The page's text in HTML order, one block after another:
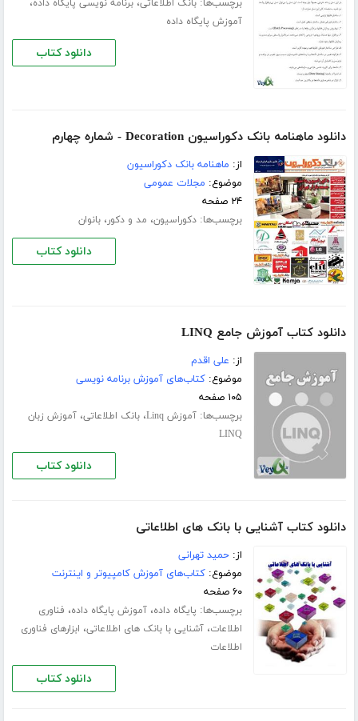
برچسب‌ها:بانک اطلاعاتی،برنامه نویسی پایگاه داده،
آموزش پایگاه داده
دانلود کتاب
دانلود ماهنامه بانک دکوراسیون Decoration - شماره چهارم
از: ماهنامه بانک دکوراسیون
موضوع: مجلات عمومی
۲۴ صفحه
برچسب‌ها:دکوراسیون، مد و دکور،بانوان
دانلود کتاب
دانلود کتاب آموزش جامع LINQ
از: علی اقدم
موضوع:کتاب‌های آموزش برنامه نویسی
۱۰۵ صفحه
برچسب‌ها:آموزش Linq ،بانک اطلاعاتی،آموزش زبان
LINQ
دانلود کتاب
دانلود کتاب آشنایی با بانک های اطلاعاتی
از:حمید تهرانی
موضوع:کتاب‌های آموزش کامپیوتر و اینترنت
۶۰ صفحه
برچسب‌ها: پایگاه داده،آموزش پایگاه داده، فناوری
اطلاعات،آشنایی با بانک های اطلاعاتی، ابزارهای فناوری
اطلاعات
دانلود کتاب